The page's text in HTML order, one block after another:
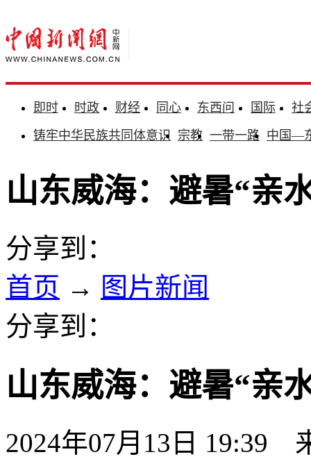
即时 时政 财经 同心 东西问 国际
社
铸牢中华民族共同体意识 宗教 一带一路 中国—
山东威海：避暑“亲
分享到：
首页 → 图片新闻
分享到：
山东威海：避暑“亲
2024年07月13日 19:39